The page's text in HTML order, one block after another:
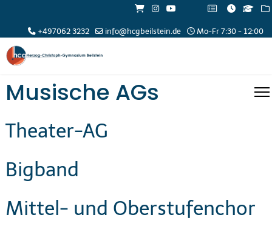
+497062 3232 info@hcgbeilstein.de Mo-Fr 7:30 - 12:00
Musische AGs
Theater-AG
Bigband
Mittel- und Oberstufenchor